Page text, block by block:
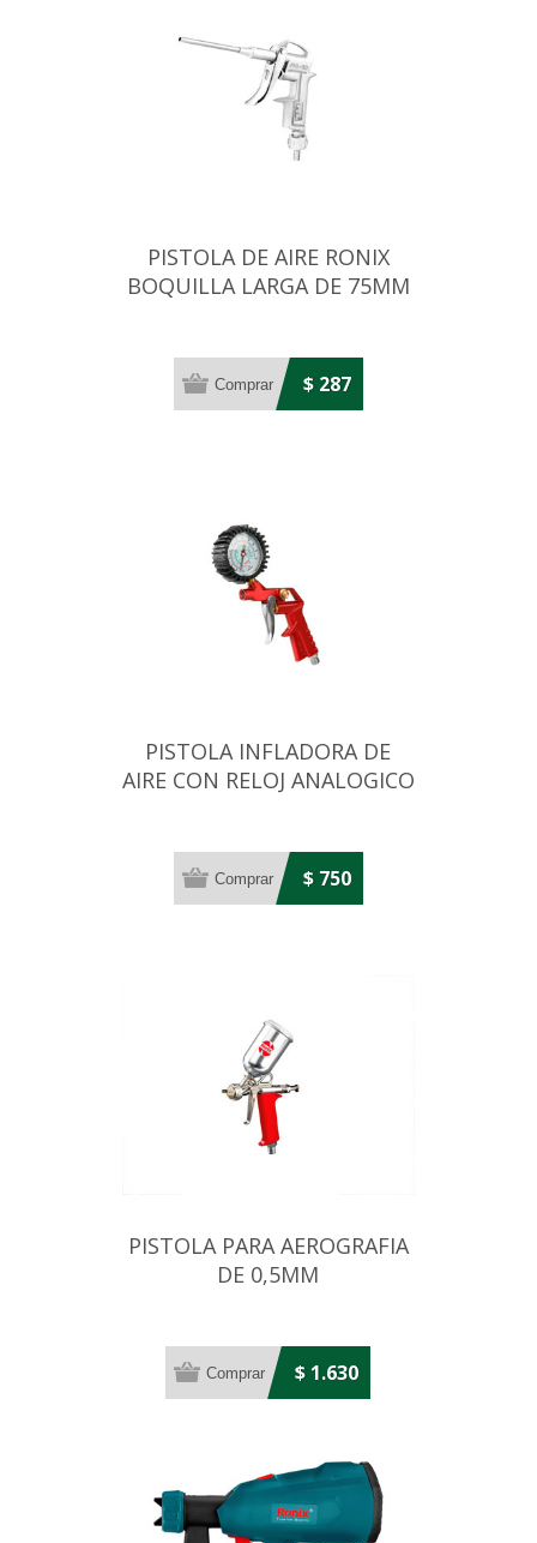
PISTOLA DE AIRE RONIX
BOQUILLA LARGA DE 75MM
$ 287
PISTOLA INFLADORA DE
AIRE CON RELOJ ANALOGICO
$ 750
PISTOLA PARA AEROGRAFIA
DE 0,5MM
$ 1.630